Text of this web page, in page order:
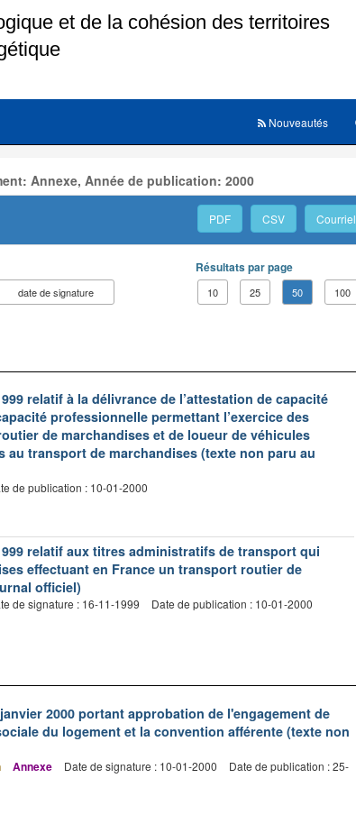
Nouveautés
Annexe, Année de publication: 2000
PDF CSV Courriel
date de signature
Résultats par page
10 25 50 100
relatif à la délivrance de l’attestation de capacité
professionnelle permettant l’exercice des
de marchandises et de loueur de véhicules
transport de marchandises (texte non paru au
de publication : 10-01-2000
relatif aux titres administratifs de transport qui
effectuant en France un transport routier de
officiel)
de signature : 16-11-1999 Date de publication : 10-01-2000
2000 portant approbation de l'engagement de
du logement et la convention afférente (texte non
Annexe Date de signature : 10-01-2000
Date de publication : 25-